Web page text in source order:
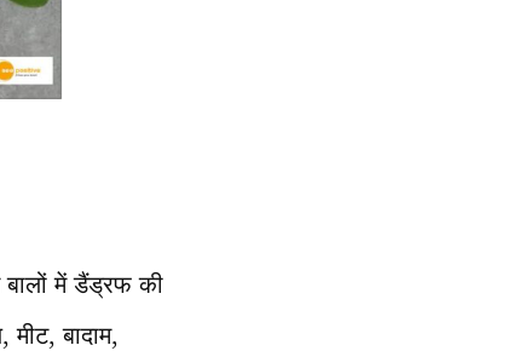
में डैंड्रफ की
बादाम,